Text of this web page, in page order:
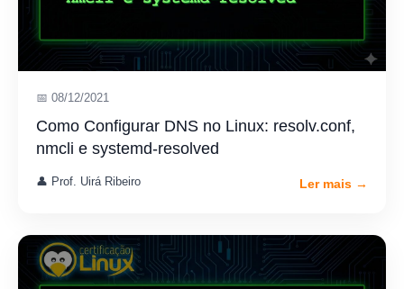
📅 08/12/2021
Como Configurar DNS no Linux: resolv.conf,
nmcli e systemd-resolved
👤 Prof. Uirá Ribeiro Ler mais →